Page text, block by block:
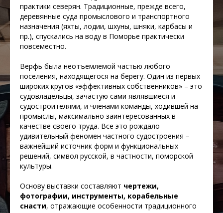
практики северян. Традиционные, прежде всего,
деревянные суда промыслового и транспортного
назначения (яхты, лодии, шхуны, шняки, карбасы и
пр.), спускались на воду в Поморье практически
повсеместно.
Верфь была неотъемлемой частью любого
поселения, находящегося на берегу. Один из первых
широких кругов «эффективных собственников» – это
судовладельцы, зачастую сами являвшиеся и
судостроителями, и членами команды, ходившей на
промыслы, максимально заинтересованных в
качестве своего труда. Все это рождало
удивительный феномен частного судостроения –
важнейший источник форм и функциональных
решений, символ русской, в частности, поморской
культуры.
Основу выставки составляют чертежи,
фотографии, инструменты, корабельные
снасти, отражающие особенности традиционного